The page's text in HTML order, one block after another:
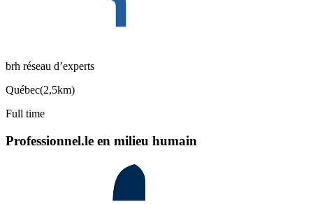
brh réseau d’experts
Québec(2,5km)
Full time
Professionnel.le en milieu humain